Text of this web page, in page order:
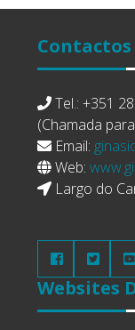
Contactos
Tel.: +351
(Chamada
Email:
Web:
Largo do
Websites